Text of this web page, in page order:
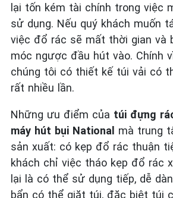
lại tốn kém tài chính trong việc
sử dụng. Nếu quý khách muốn
việc đổ rác sẽ mất thời gian và
móc ngược đầu hút vào. Chính
chúng tôi có thiết kế túi vải có
rất nhiều lần.
Những ưu điểm của túi đựng
máy hút bụi National mà trung
sản xuất: có kẹp đổ rác thuận
khách chỉ việc tháo kẹp đổ rác
lại là có thể sử dụng tiếp, dễ
bẩn có thể giặt túi, đặc biệt túi